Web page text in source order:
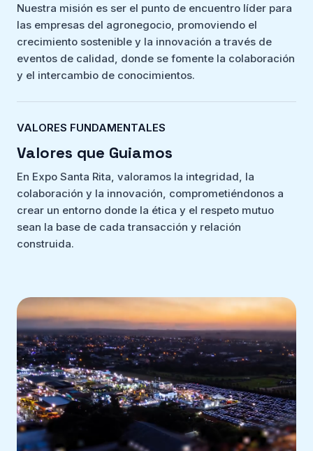
Nuestra misión es ser el punto de encuentro líder para
las empresas del agronegocio, promoviendo el
crecimiento sostenible y la innovación a través de
eventos de calidad, donde se fomente la colaboración
y el intercambio de conocimientos.
VALORES FUNDAMENTALES
Valores que Guiamos
En Expo Santa Rita, valoramos la integridad, la
colaboración y la innovación, comprometiéndonos a
crear un entorno donde la ética y el respeto mutuo
sean la base de cada transacción y relación
construida.